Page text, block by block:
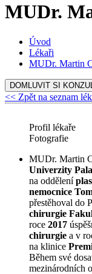
MUDr.
Úvod
Lékaři
MUDr. Martin
DOMLUVIT SI
<< Zpět na seznam
Profil lékaře
Fotografie
MUDr. Martin
Univerzity
na oddělení
nemocnice
přestěhoval do
chirurgie
roce 2017
chirurgie a v
na klinice
Během své
mezinárodních